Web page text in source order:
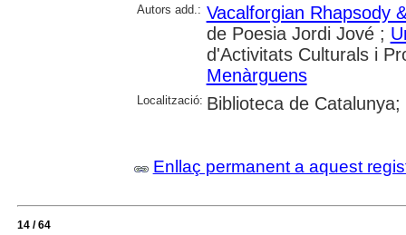
Autors add.: Vacalforgian Rhapsody
de Poesia Jordi Jové ;
d'Activitats Culturals i
Menàrguens
Localització: Biblioteca de
Enllaç permanent a aquest
14 / 64